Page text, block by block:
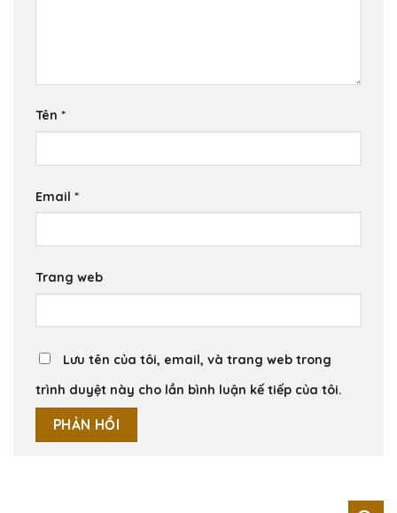
Tên *
Email *
Trang web
Lưu tên của tôi, email, và trang web trong
trình duyệt này cho lần bình luận kế tiếp của tôi.